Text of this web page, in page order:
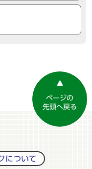
ページの
先頭へ戻る
について